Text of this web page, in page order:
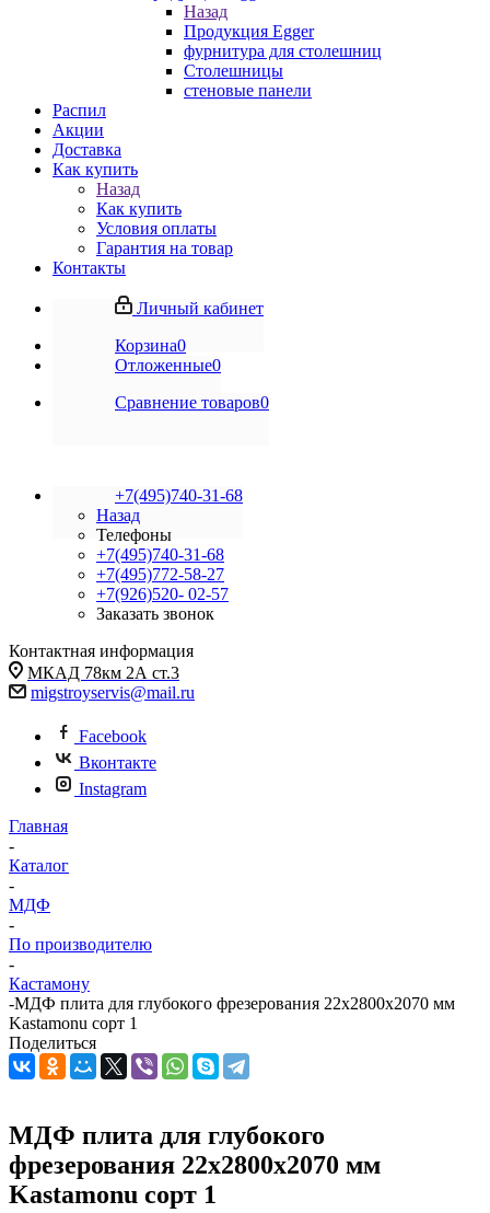
Назад
Продукция Egger
фурнитура для столешниц
Столешницы
стеновые панели
Распил
Акции
Доставка
Как купить
Назад
Как купить
Условия оплаты
Гарантия на товар
Контакты
Личный кабинет
Корзина0
Отложенные0
Сравнение товаров0
+7(495)740-31-68
Назад
Телефоны
+7(495)740-31-68
+7(495)772-58-27
+7(926)520- 02-57
Заказать звонок
Контактная информация
МКАД 78км 2А ст.3
migstroyservis@mail.ru
Facebook
Вконтакте
Instagram
Главная
-
Каталог
-
МДФ
-
По производителю
-
Кастамону
-МДФ плита для глубокого фрезерования 22х2800х2070 мм
Kastamonu сорт 1
Поделиться
МДФ плита для глубокого
фрезерования 22х2800х2070 мм
Kastamonu сорт 1